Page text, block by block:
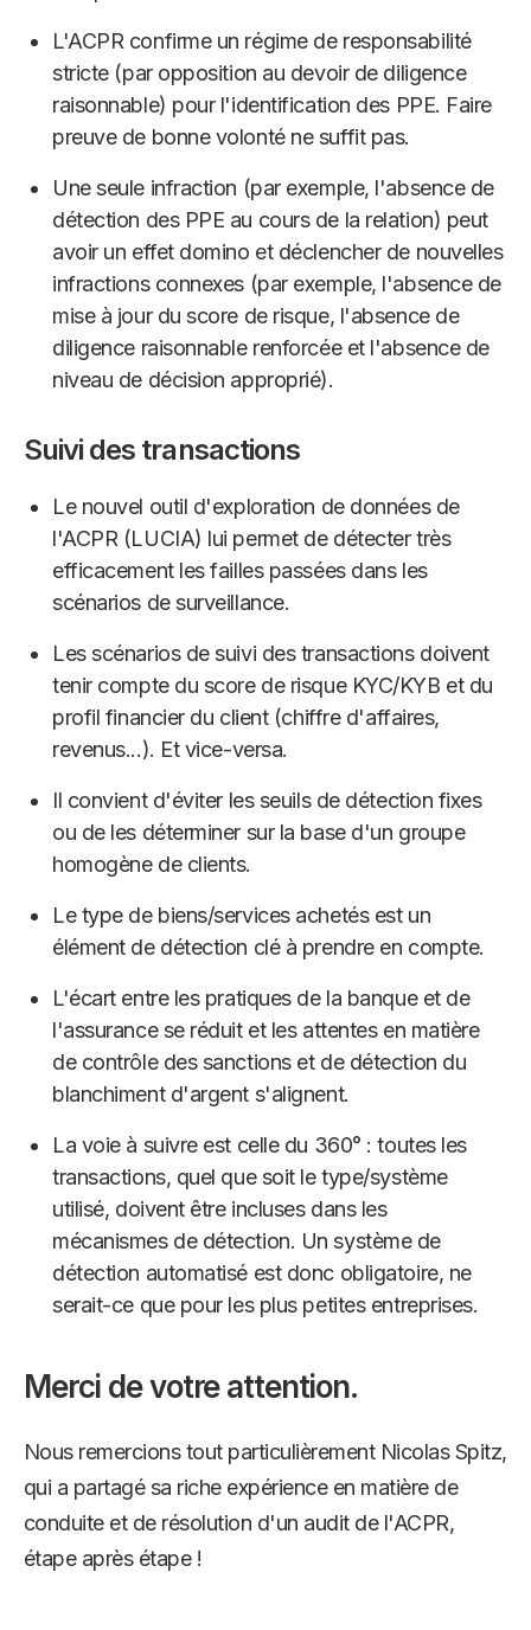
L'ACPR confirme un régime de responsabilité
stricte (par opposition au devoir de diligence
raisonnable) pour l'identification des PPE. Faire
preuve de bonne volonté ne suffit pas.
Une seule infraction (par exemple, l'absence de
détection des PPE au cours de la relation) peut
avoir un effet domino et déclencher de nouvelles
infractions connexes (par exemple, l'absence de
mise à jour du score de risque, l'absence de
diligence raisonnable renforcée et l'absence de
niveau de décision approprié).
Suivi des transactions
Le nouvel outil d'exploration de données de
l'ACPR (LUCIA) lui permet de détecter très
efficacement les failles passées dans les
scénarios de surveillance.
Les scénarios de suivi des transactions doivent
tenir compte du score de risque KYC/KYB et du
profil financier du client (chiffre d'affaires,
revenus...). Et vice-versa.
Il convient d'éviter les seuils de détection fixes
ou de les déterminer sur la base d'un groupe
homogène de clients.
Le type de biens/services achetés est un
élément de détection clé à prendre en compte.
L'écart entre les pratiques de la banque et de
l'assurance se réduit et les attentes en matière
de contrôle des sanctions et de détection du
blanchiment d'argent s'alignent.
La voie à suivre est celle du 360° : toutes les
transactions, quel que soit le type/système
utilisé, doivent être incluses dans les
mécanismes de détection. Un système de
détection automatisé est donc obligatoire, ne
serait-ce que pour les plus petites entreprises.
Merci de votre attention.
Nous remercions tout particulièrement Nicolas Spitz,
qui a partagé sa riche expérience en matière de
conduite et de résolution d'un audit de l'ACPR,
étape après étape !